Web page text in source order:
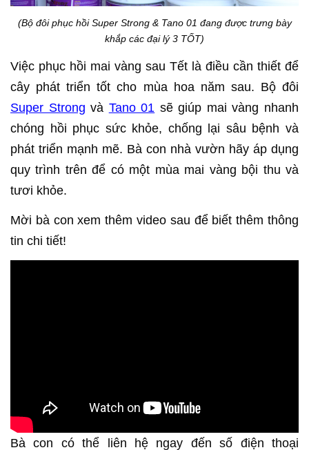
(Bộ đôi phục hồi Super Strong & Tano 01 đang được trưng bày
khắp các đại lý 3 TỐT)
Việc phục hồi mai vàng sau Tết là điều cần thiết để
cây phát triển tốt cho mùa hoa năm sau. Bộ đôi
Super Strong và Tano 01 sẽ giúp mai vàng nhanh
chóng hồi phục sức khỏe, chống lại sâu bệnh và
phát triển mạnh mẽ. Bà con nhà vườn hãy áp dụng
quy trình trên để có một mùa mai vàng bội thu và
tươi khỏe.
Mời bà con xem thêm video sau để biết thêm thông
tin chi tiết!
Bà con có thể liên hệ ngay đến số điện thoại